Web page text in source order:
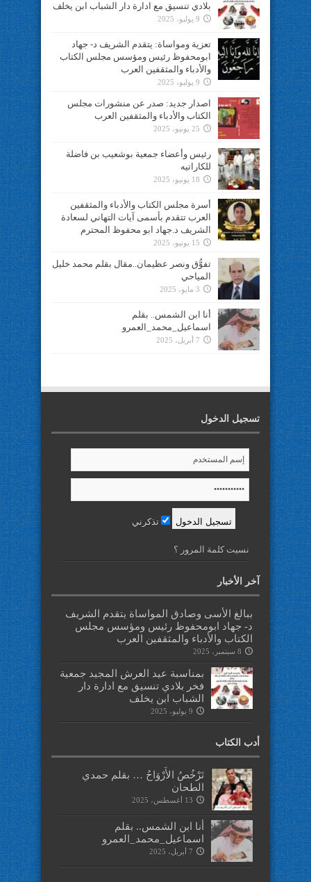
بلادي تنسيق مع ادارة دار الشباب ابن يخلف
9 يوليو، 2025
تعزية ومواساة: يتقدم الشريف د- جهاد
ابومحفوظ رئيس ومؤسس مجلس الكتاب
والأدباء والمثقفين العرب
9 يوليو، 2025
اصدار جديد: صدر عن منشورات مجلس
الكتاب والأدباء والمثقفين العرب
25 يونيو، 2025
رئيس وأعضاء جمعية بوشعيب بن فاضلة
للكاراتيه
18 يونيو، 2025
أسرة مجلس الكتاب والأدباء والمثقفين
العرب تتقدم بأسمى آيات التهاني لسعادة
الشريف د.جهاد ابو محفوظ المحترم
15 يونيو، 2025
تفوُّق ونصر عظيمان..مقال بقلم محمد خليل
المياحي
3 مايو، 2025
أنا ابن الشمس.. بقلم
اسماعيل_محمد_العمرو
7 أبريل، 2025
تسجيل الدخول
تذكرني
نسيت كلمة المرور ؟
آخر الأخبار
ببالغ الأسى وصادق المواساة يتقدم الشريف
د- جهاد ابومحفوظ رئيس ومؤسس مجلس
الكتاب والأدباء والمثقفين العرب
8 سبتمبر، 2025
بمناسبة عيد العرش المجيد جمعية
فخر بلادي تنسيق مع ادارة دار
الشباب ابن يخلف
9 يوليو، 2025
أدب الكتاب
تَرْخُصُ الأَرْوَاحُ … بقلم حمدي
الطحان
13 أغسطس، 2025
أنا ابن الشمس.. بقلم
اسماعيل_محمد_العمرو
7 أبريل، 2025